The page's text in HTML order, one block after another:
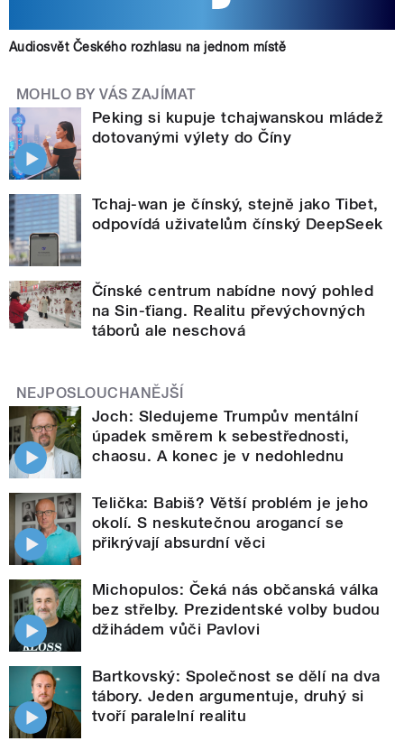
Audiosvět Českého rozhlasu na jednom místě
MOHLO BY VÁS ZAJÍMAT
Peking si kupuje tchajwanskou mládež
dotovanými výlety do Číny
Tchaj-wan je čínský, stejně jako Tibet,
odpovídá uživatelům čínský DeepSeek
Čínské centrum nabídne nový pohled
na Sin-ťiang. Realitu převýchovných
táborů ale neschová
NEJPOSLOUCHANĚJŠÍ
Joch: Sledujeme Trumpův mentální
úpadek směrem k sebestřednosti,
chaosu. A konec je v nedohlednu
Telička: Babiš? Větší problém je jeho
okolí. S neskutečnou arogancí se
přikrývají absurdní věci
Michopulos: Čeká nás občanská válka
bez střelby. Prezidentské volby budou
džihádem vůči Pavlovi
Bartkovský: Společnost se dělí na dva
tábory. Jeden argumentuje, druhý si
tvoří paralelní realitu